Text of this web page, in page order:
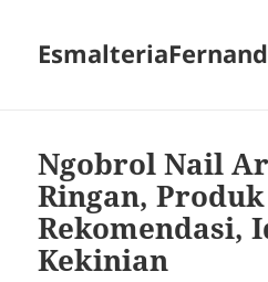
Ngobrol Nail
Ringan, Produk
Rekomendasi,
Kekinian